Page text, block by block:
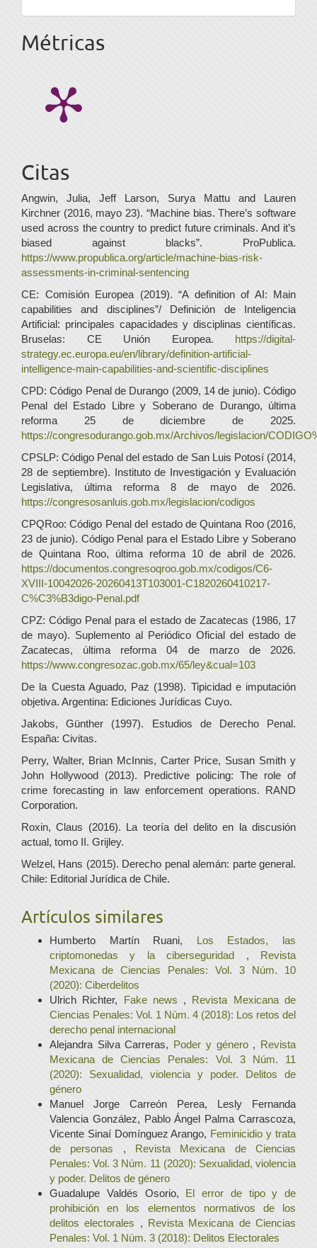
Métricas
Citas
Angwin, Julia, Jeff Larson, Surya Mattu and Lauren
Kirchner (2016, mayo 23). “Machine bias. There’s software
used across the country to predict future criminals. And it’s
biased against blacks”. ProPublica.
https://www.propublica.org/article/machine-bias-risk-
assessments-in-criminal-sentencing
CE: Comisión Europea (2019). “A definition of AI: Main
capabilities and disciplines”/ Definición de Inteligencia
Artificial: principales capacidades y disciplinas científicas.
Bruselas: CE Unión Europea. https://digital-
strategy.ec.europa.eu/en/library/definition-artificial-
intelligence-main-capabilities-and-scientific-disciplines
CPD: Código Penal de Durango (2009, 14 de junio). Código
Penal del Estado Libre y Soberano de Durango, última
reforma 25 de diciembre de 2025.
https://congresodurango.gob.mx/Archivos/legislacion/
CPSLP: Código Penal del estado de San Luis Potosí (2014,
28 de septiembre). Instituto de Investigación y Evaluación
Legislativa, última reforma 8 de mayo de 2026.
https://congresosanluis.gob.mx/legislacion/codigos
CPQRoo: Código Penal del estado de Quintana Roo (2016,
23 de junio). Código Penal para el Estado Libre y Soberano
de Quintana Roo, última reforma 10 de abril de 2026.
https://documentos.congresoqroo.gob.mx/codigos/C6-
XVIII-10042026-20260413T103001-C1820260410217-
C%C3%B3digo-Penal.pdf
CPZ: Código Penal para el estado de Zacatecas (1986, 17
de mayo). Suplemento al Periódico Oficial del estado de
Zacatecas, última reforma 04 de marzo de 2026.
https://www.congresozac.gob.mx/65/ley&cual=103
De la Cuesta Aguado, Paz (1998). Tipicidad e imputación
objetiva. Argentina: Ediciones Jurídicas Cuyo.
Jakobs, Günther (1997). Estudios de Derecho Penal.
España: Civitas.
Perry, Walter, Brian McInnis, Carter Price, Susan Smith y
John Hollywood (2013). Predictive policing: The role of
crime forecasting in law enforcement operations. RAND
Corporation.
Roxin, Claus (2016). La teoría del delito en la discusión
actual, tomo II. Grijley.
Welzel, Hans (2015). Derecho penal alemán: parte general.
Chile: Editorial Jurídica de Chile.
Artículos similares
Humberto Martín Ruani, Los Estados, las
criptomonedas y la ciberseguridad , Revista
Mexicana de Ciencias Penales: Vol. 3 Núm. 10
(2020): Ciberdelitos
Ulrich Richter, Fake news , Revista Mexicana de
Ciencias Penales: Vol. 1 Núm. 4 (2018): Los retos del
derecho penal internacional
Alejandra Silva Carreras, Poder y género , Revista
Mexicana de Ciencias Penales: Vol. 3 Núm. 11
(2020): Sexualidad, violencia y poder. Delitos de
género
Manuel Jorge Carreón Perea, Lesly Fernanda
Valencia González, Pablo Ángel Palma Carrascoza,
Vicente Sinaí Domínguez Arango, Feminicidio y trata
de personas , Revista Mexicana de Ciencias
Penales: Vol. 3 Núm. 11 (2020): Sexualidad, violencia
y poder. Delitos de género
Guadalupe Valdés Osorio, El error de tipo y de
prohibición en los elementos normativos de los
delitos electorales , Revista Mexicana de Ciencias
Penales: Vol. 1 Núm. 3 (2018): Delitos Electorales